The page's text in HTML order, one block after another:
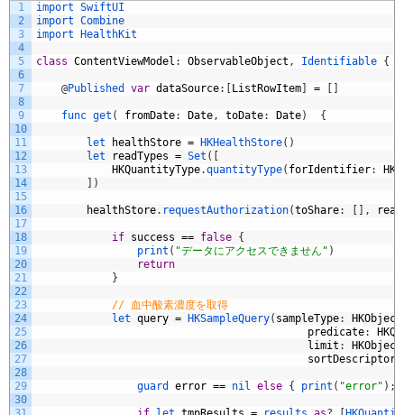
1
2
3
4
5
6
7
8
9
10
11
12
13
14
15
16
17
18
19
20
21
22
23
24
25
26
27
28
29
30
import SwiftUI
import Combine
import
HealthKit
class ContentViewModel : ObservableObject , Identifiable {
@Published var dataSource: ListRowItem =
func get ( fromDate: Date, toDate: Date) {
let healthStore = HKHealthStore( )
let
readTypes = Set (
HKQuantityType.quantityType( forIdentifier:
)
healthStore. requestAuthorization(toShare: , read
if success == false {
print ( "データにアクセスできません" )
return
}
// 血中酸素濃度を取得
let query = HKSampleQuery( sampleType:
predicate:
limit :
sortDescriptors
guard error == nil else { print ( "error" ) ;